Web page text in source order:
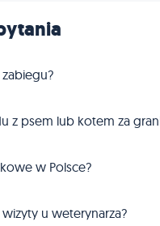
z psem lub kotem za
w Polsce?
u weterynarza?